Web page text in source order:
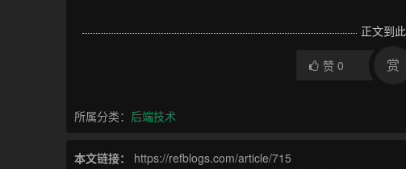
正文到
赞0 赏
所属分类： 后端技术
本文链接：
https://refblogs.com/article/715